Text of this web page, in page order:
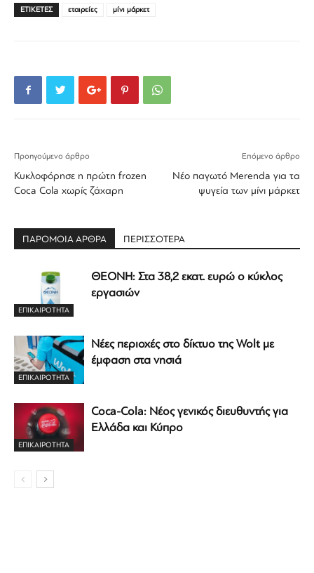
ΕΤΙΚΕΤΕΣ εταιρείες μίνι μάρκετ
Προηγούμενο άρθρο
Κυκλοφόρησε η πρώτη frozen
Coca Cola χωρίς ζάχαρη
Επόμενο άρθρο
Νέο παγωτό Merenda για τα
ψυγεία των μίνι μάρκετ
ΠΑΡΟΜΟΙΑ ΑΡΘΡΑ ΠΕΡΙΣΣΟΤΕΡΑ
ΕΠΙΚΑΙΡΟΤΗΤΑ
ΘΕΟΝΗ: Στα 38,2 εκατ. ευρώ ο κύκλος
εργασιών
ΕΠΙΚΑΙΡΟΤΗΤΑ
Νέες περιοχές στο δίκτυο της Wolt με
έμφαση στα νησιά
ΕΠΙΚΑΙΡΟΤΗΤΑ
Coca-Cola: Νέος γενικός διευθυντής για
Ελλάδα και Κύπρο